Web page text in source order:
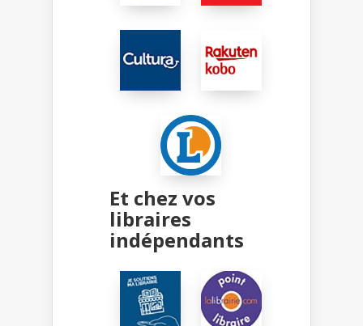
Et chez vos
libraires
indépendants